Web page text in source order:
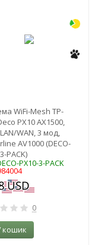
WiFi-Mesh TP-
PX10 AX1500,
WAN, 3 мод,
AV1000 (DECO-
PACK)
PX10-3-PACK
0
кошик